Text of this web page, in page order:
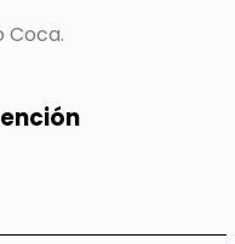
Coca.